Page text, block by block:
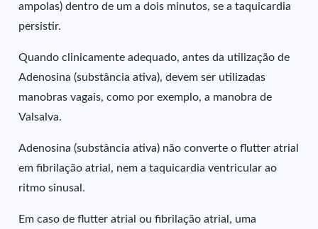
ampolas) dentro de um a dois minutos, se a taquicardia
persistir.
Quando clinicamente adequado, antes da utilização de
Adenosina (substância ativa), devem ser utilizadas
manobras vagais, como por exemplo, a manobra de
Valsalva.
Adenosina (substância ativa) não converte o flutter atrial
em fibrilação atrial, nem a taquicardia ventricular ao
ritmo sinusal.
Em caso de flutter atrial ou fibrilação atrial, uma